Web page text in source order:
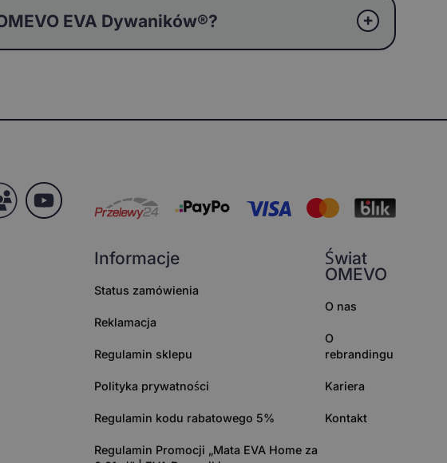
EVA Dywaników®?
Informacje
Status zamówienia
Reklamacja
Regulamin sklepu
Polityka prywatności
Regulamin kodu rabatowego 5%
Regulamin Promocji „Mata EVA Home za
Świat
OMEVO
O nas
O
rebrandingu
Kariera
Kontakt